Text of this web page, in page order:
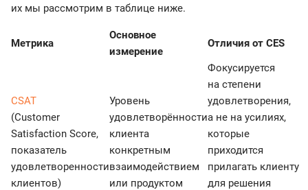
их мы рассмотрим в таблице ниже.
Метрика
Основное
измерение
Отличия от CES
CSAT
(Customer
Satisfaction Score,
показатель
удовлетворенности
клиентов)
Уровень
удовлетворённости
клиента
конкретным
взаимодействием
или продуктом
Фокусируется
на степени
удовлетворения,
а не на усилиях,
которые
приходится
прилагать клиенту
для решения